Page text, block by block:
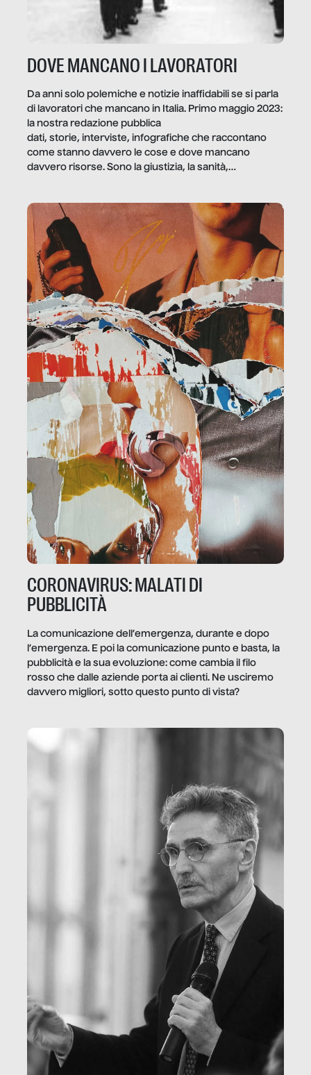
DOVE MANCANO I LAVORATORI
Da anni solo polemiche e notizie inaffidabili se si parla
di lavoratori che mancano in Italia. Primo maggio 2023:
la nostra redazione pubblica
dati, storie, interviste, infografiche che raccontano
come stanno davvero le cose e dove mancano
davvero risorse. Sono la giustizia, la sanità,
CORONAVIRUS: MALATI DI
PUBBLICITÀ
La comunicazione dell’emergenza, durante e dopo
l’emergenza. E poi la comunicazione punto e basta, la
pubblicità e la sua evoluzione: come cambia il filo
rosso che dalle aziende porta ai clienti. Ne usciremo
davvero migliori, sotto questo punto di vista?